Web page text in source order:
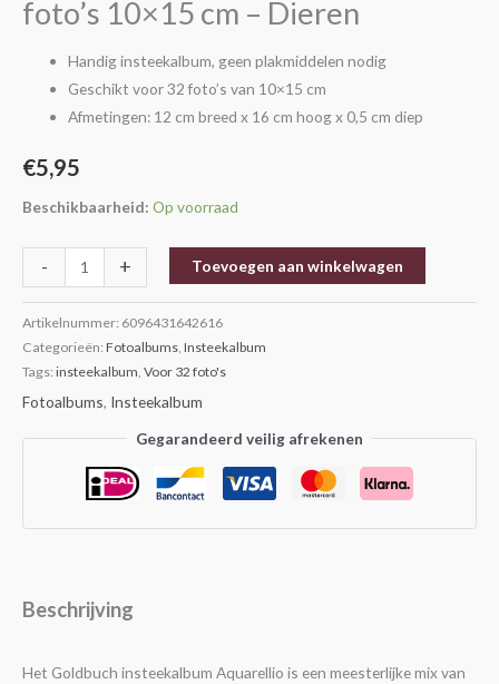
foto’s 10×15 cm – Dieren
Handig insteekalbum, geen plakmiddelen nodig
Geschikt voor 32 foto’s van 10×15 cm
Afmetingen: 12 cm breed x 16 cm hoog x 0,5 cm diep
€5,95
Beschikbaarheid: Op voorraad
-
cm
Dieren
aantal
+ Toevoegen aan winkelwagen
Artikelnummer: 6096431642616
Categorieën: Fotoalbums Insteekalbum
Tags: insteekalbum Voor 32 foto's
Fotoalbums, Insteekalbum
Gegarandeerd veilig afrekenen
Beschrijving
Het Goldbuch insteekalbum Aquarellio is een meesterlijke mix van